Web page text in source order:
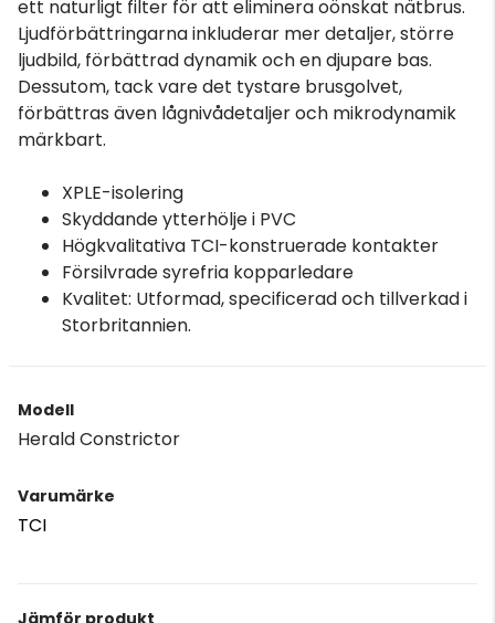
ett naturligt filter för att eliminera oönskat nätbrus.
Ljudförbättringarna inkluderar mer detaljer, större
ljudbild, förbättrad dynamik och en djupare bas.
Dessutom, tack vare det tystare brusgolvet,
förbättras även lågnivådetaljer och mikrodynamik
märkbart.
XPLE-isolering
Skyddande ytterhölje i PVC
Högkvalitativa TCI-konstruerade kontakter
Försilvrade syrefria kopparledare
Kvalitet: Utformad, specificerad och tillverkad i
Storbritannien.
Modell
Herald Constrictor
Varumärke
TCI
Jämför produkt